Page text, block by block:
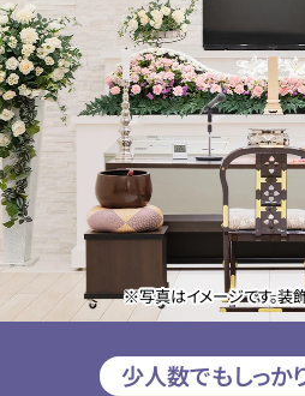
※写真はイメージです。装
少人数でもしっか